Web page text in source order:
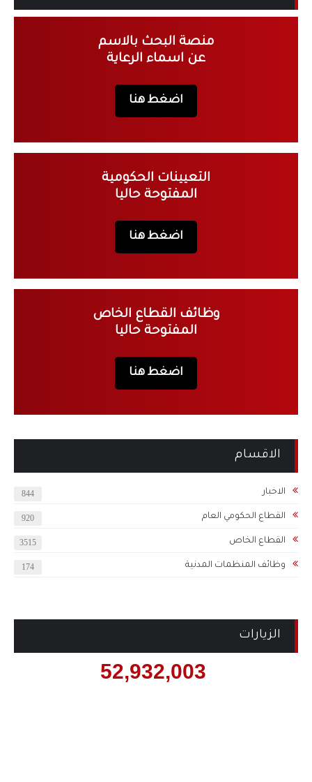
منصة البحث بالاسم
عن اسماء الرعاية
اضغط هنا
التعيينات الحكومية
المفتوحة حاليا
اضغط هنا
وظائف القطاع الخاص
المفتوحة حاليا
اضغط هنا
الاقسام
الاخبار 844
القطاع الحكومي العام 920
القطاع الخاص 3515
وظائف المنظمات المدنية 174
الزيارات
52,932,003